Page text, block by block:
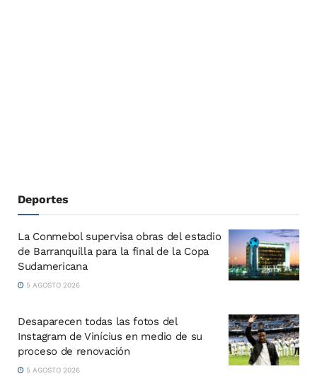
Deportes
La Conmebol supervisa obras del estadio
de Barranquilla para la final de la Copa
Sudamericana
5 AGOSTO 2026
Desaparecen todas las fotos del
Instagram de Vinícius en medio de su
proceso de renovación
5 AGOSTO 2026